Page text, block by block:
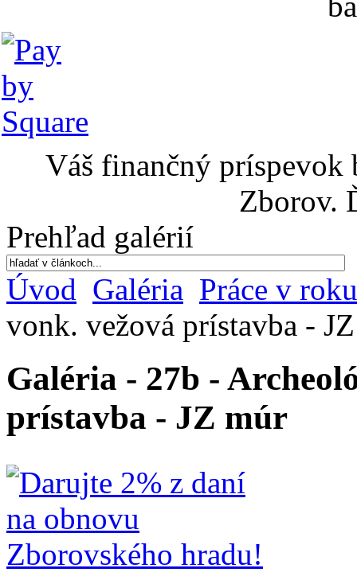
Váš finančný príspevok
Zborov.
Prehľad galérií
Úvod Galéria Práce v
vonk. vežová prístavba -
Galéria - 27b -
prístavba - JZ múr